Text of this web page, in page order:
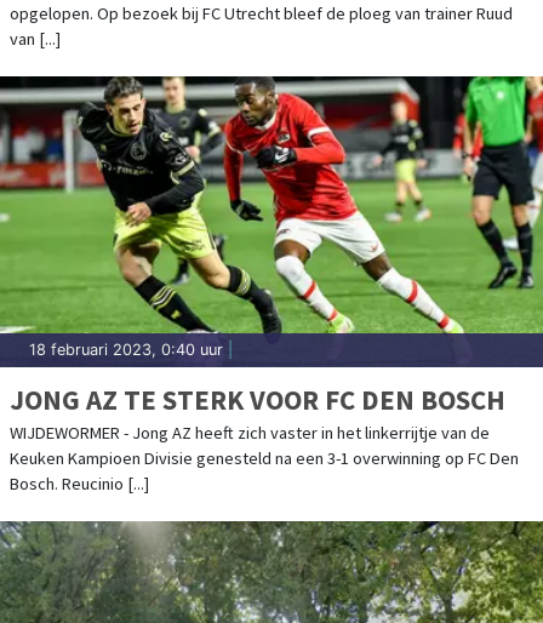
opgelopen. Op bezoek bij FC Utrecht bleef de ploeg van trainer Ruud
van [...]
18 februari 2023, 0:40 uur
JONG AZ TE STERK VOOR FC DEN BOSCH
WIJDEWORMER - Jong AZ heeft zich vaster in het linkerrijtje van de
Keuken Kampioen Divisie genesteld na een 3-1 overwinning op FC Den
Bosch. Reucinio [...]